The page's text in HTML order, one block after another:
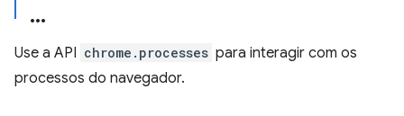
Use a API chrome.processes para interagir com os
processos do navegador.